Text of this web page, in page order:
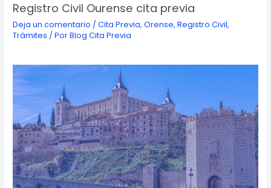
Registro Civil Ourense cita previa
Deja un comentario /Cita Previa,Orense,Registro Civil,
Trámites / PorBlog Cita Previa